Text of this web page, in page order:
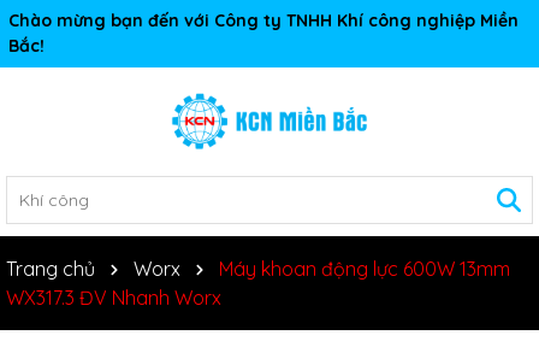
Chào mừng bạn đến với Công ty TNHH Khí công nghiệp Miền
Bắc!
Trang chủ Worx
Máy khoan động lực 600W 13mm
WX317.3 ĐV Nhanh Worx